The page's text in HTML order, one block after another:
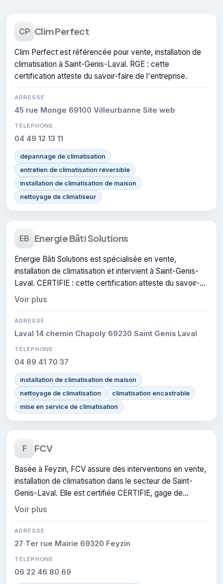
CP Clim Perfect
Clim Perfect est référencée pour vente, installation de
climatisation à Saint-Genis-Laval. RGE : cette
certification atteste du savoir-faire de l'entreprise.
ADRESSE
45 rue Monge 69100 Villeurbanne Site web
TÉLÉPHONE
04 49 12 13 11
dépannage de climatisation
entretien de climatisation réversible
installation de climatisation de maison
nettoyage de climatiseur
EB Energie Bâti Solutions
Energie Bâti Solutions est spécialisée en vente,
installation de climatisation et intervient à Saint-Genis-
Laval. CERTIFIE : cette certification atteste du savoir-
faire de l'entreprise.
Voir plus
ADRESSE
Laval 14 chemin Chapoly 69230 Saint Genis Laval
TÉLÉPHONE
04 89 41 70 37
installation de climatisation de maison
nettoyage de climatisation
climatisation encastrable
mise en service de climatisation
F FCV
Basée à Feyzin, FCV assure des interventions en vente,
installation de climatisation dans le secteur de Saint-
Genis-Laval. Elle est certifiée CERTIFIE, gage de
conformité sur les interventions réalisées.
Voir plus
ADRESSE
27 Ter rue Mairie 69320 Feyzin
TÉLÉPHONE
06 22 46 80 69